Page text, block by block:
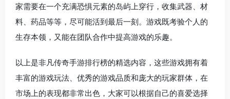
家需要在一个充满恐惧元素的岛屿上穿行，收集武器、材
料、药品等等，尽可能活到最后一刻。游戏既考验个人的
生存本领，又能在团队合作中提高游戏的乐趣。
以上是非凡传奇手游排行榜的精选内容，这些游戏拥有着
丰富的游戏玩法、优秀的游戏品质和庞大的玩家群体，在
市场上的表现都非常出色，大家可以根据自己的喜爱选择